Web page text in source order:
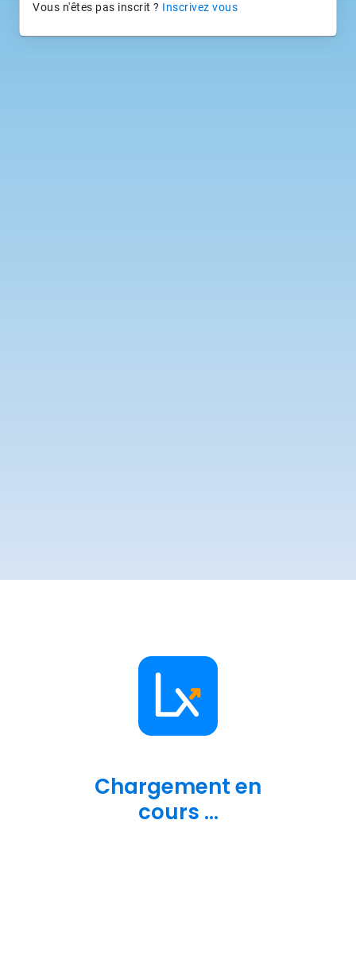
Vous n'êtes pas inscrit ? Inscrivez vous
Chargement en
cours ...